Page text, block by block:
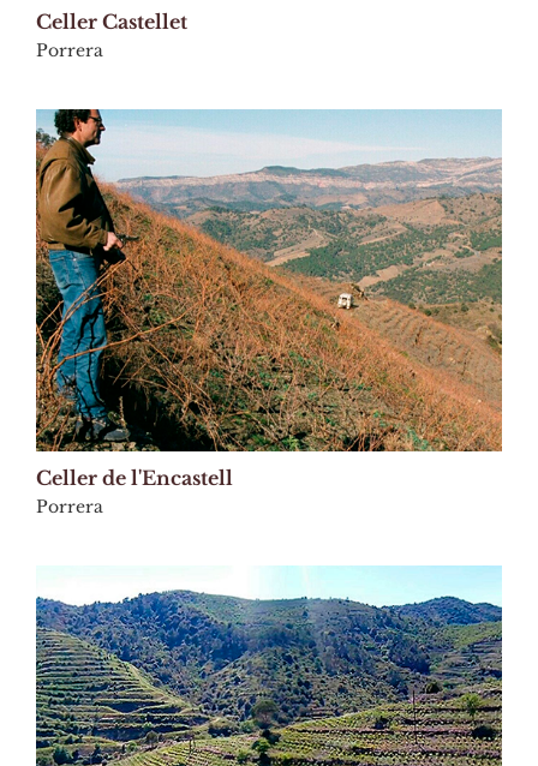
Celler Castellet
Porrera
Celler de l'Encastell
Porrera